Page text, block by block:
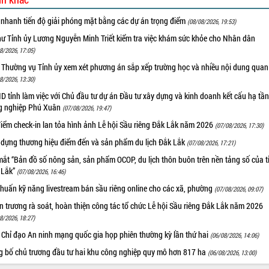
tiến độ giải phóng mặt bằng các dự án trọng điểm (08/08/2026, 19:53)
Tỉnh ủy Lương Nguyễn Minh Triết kiểm tra việc khám sức khỏe cho Nhân dân
2026, 17:05)
vụ Tỉnh ủy xem xét phương án sắp xếp trường học và nhiều nội dung
2026, 13:30)
tỉnh làm việc với Chủ đầu tư dự án Đầu tư xây dựng và kinh doanh kết cấu hạ
nghiệp Phú Xuân (07/08/2026, 19:47)
check-in lan tỏa hình ảnh Lễ hội Sầu riêng Đắk Lắk năm 2026 (07/08/2026, 17:30)
thương hiệu điểm đến và sản phẩm du lịch Đắk Lắk (07/08/2026, 17:21)
“Bản đồ số nông sản, sản phẩm OCOP, du lịch thôn buôn trên nền tảng số của
(07/08/2026, 16:46)
kỹ năng livestream bán sầu riêng online cho các xã, phường (07/08/2026, 09:07)
trương rà soát, hoàn thiện công tác tổ chức Lễ hội Sầu riêng Đắk Lắk năm 2026
2026, 18:27)
đạo An ninh mạng quốc gia họp phiên thường kỳ lần thứ hai (06/08/2026, 14:06)
bố chủ trương đầu tư hai khu công nghiệp quy mô hơn 817 ha (06/08/2026, 13:00)